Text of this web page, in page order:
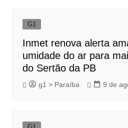
G1
Inmet renova alerta
umidade do ar para
do Sertão da PB
g1 > Paraíba 9 de